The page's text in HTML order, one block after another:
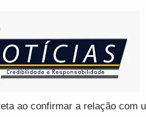
ao confirmar a relação com